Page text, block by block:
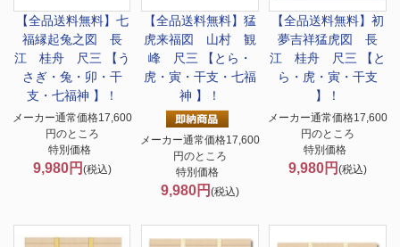
【全品送料無料】 七
福縁起兔之図 長
江 桂舟 尺三 【う
さぎ・兔・卯・干
支・七福神 】！
メーカー通常価格17,600
円のところ
特別価格
9,980円 (税込)
【全品送料無料】 猛
虎来福図 山村 観
峰 尺三 【とら・
虎・寅・干支・七福
神 】！
メーカー通常価格17,600
円のところ
特別価格
9,980円 (税込)
【全品送料無料】初
夢吉祥猛虎図 長
江 桂舟 尺三 【と
ら・虎・寅・干支
】！
メーカー通常価格17,600
円のところ
特別価格
9,980円(税込)